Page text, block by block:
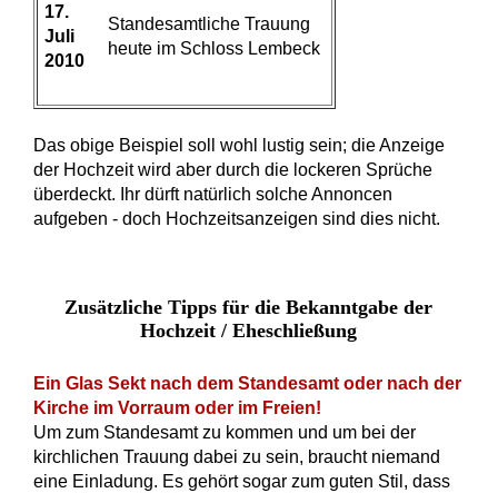
17.
Juli
2010
Standesamtliche Trauung
heute im Schloss Lembeck
Das obige Beispiel soll wohl lustig sein; die Anzeige
der Hochzeit wird aber durch die lockeren Sprüche
überdeckt. Ihr dürft natürlich solche Annoncen
aufgeben - doch Hochzeitsanzeigen sind dies nicht.
Zusätzliche Tipps für die Bekanntgabe der
Hochzeit / Eheschließung
Ein Glas Sekt nach dem Standesamt oder nach der
Kirche im Vorraum oder im Freien!
Um zum Standesamt zu kommen und um bei der
kirchlichen Trauung dabei zu sein, braucht niemand
eine Einladung. Es gehört sogar zum guten Stil, dass